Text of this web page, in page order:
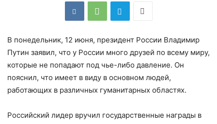
В понедельник, 12 июня, президент России Владимир
Путин заявил, что у России много друзей по всему миру,
которые не попадают под чье-либо давление. Он
пояснил, что имеет в виду в основном людей,
работающих в различных гуманитарных областях.
Российский лидер вручил государственные награды в